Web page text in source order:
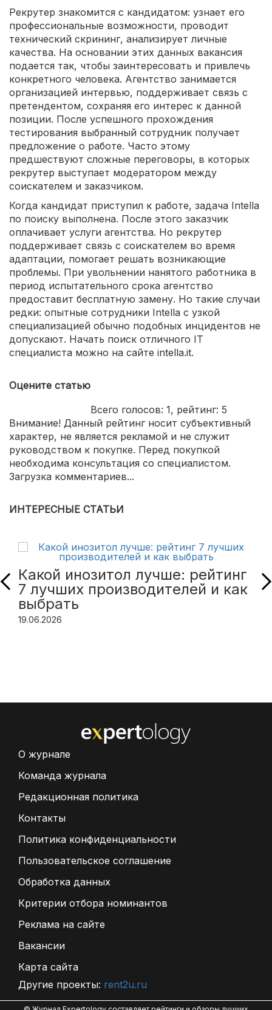
Рекрутер знакомится с кандидатом: узнает его
профессиональные возможности, проводит
технический скрининг, анализирует личные
качества. На основании этих данных вакансия
подается так, чтобы заинтересовать и привлечь
конкретного человека. Агентство занимается
организацией интервью, поддерживает связь с
претендентом, сохраняя его интерес к данной
позиции. После успешного прохождения
тестирования выбранный сотрудник получает
предложение о работе. Часто этому
предшествуют сложные переговоры, в которых
рекрутер выступает модератором между
соискателем и заказчиком.
Когда кандидат приступил к работе, задача Intella
по поиску выполнена. После этого заказчик
оплачивает услуги агентства. Но рекрутер
поддерживает связь с соискателем во время
адаптации, помогает решать возникающие
проблемы. При увольнении нанятого работника в
период испытательного срока агентство
предоставит бесплатную замену. Но такие случаи
редки: опытные сотрудники Intellа с узкой
специализацией обычно подобных инцидентов не
допускают. Начать поиск отличного IT
специалиста можно на сайте intella.it.
Оцените статью
Всего голосов: 1, рейтинг: 5
Внимание! Данный рейтинг носит субъективный
характер, не является рекламой и не служит
руководством к покупке. Перед покупкой
необходима консультация со специалистом.
Загрузка комментариев...
ИНТЕРЕСНЫЕ СТАТЬИ
Какой инозитол лучше: рейтинг
7 лучших производителей и как
выбрать
19.06.2026
О журнале
Команда журнала
Редакционная политика
Контакты
Политика конфиденциальности
Пользовательское соглашение
Обработка данных
Критерии отбора номинантов
Реклама на сайте
Вакансии
Карта сайта
Другие проекты: rent2u.ru